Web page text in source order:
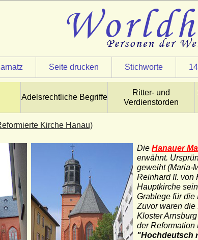
Seite drucken Stichworte
Adelsrechtliche Begriffe
Ritter- und
Verdienstorden
Kirche Hanau)
Die Hanauer
erwähnt.
geweiht (Maria-
Reinhard II. von
Hauptkirche
Grablege für die
Zuvor waren
Kloster
der Reformation
"Hochdeutsch